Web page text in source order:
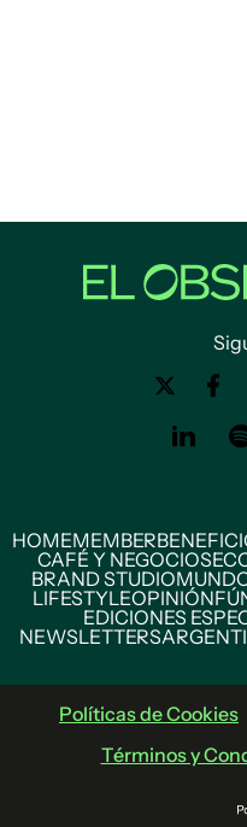
HOMEMEMBER
CAFÉ Y NEGOCIOS
BRAND STUDIO
LIFESTYLEOPINIÓN
EDICIONES
NEWSLETTERS
Políticas de Cookies
Términos y